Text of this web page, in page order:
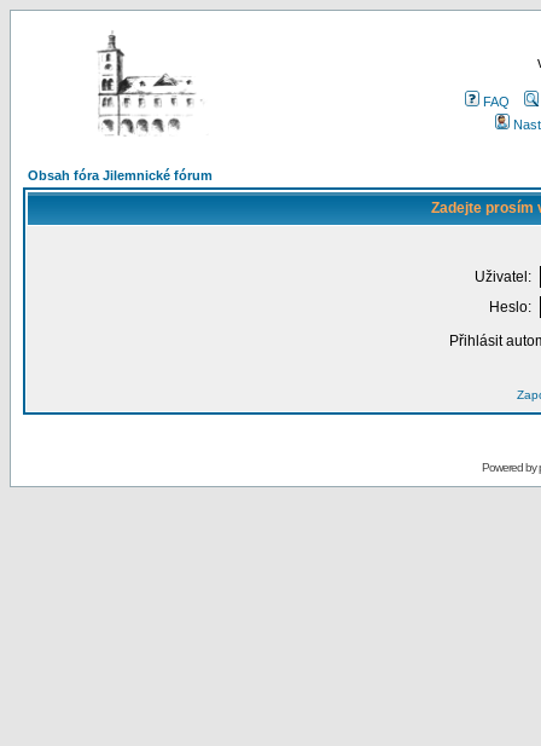
FAQ
Obsah fóra Jilemnické fórum
Zadejte prosím
Uživatel:
Heslo:
Přihlásit
Powered by